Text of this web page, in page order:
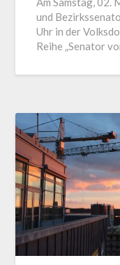
und
Uhr in der
Reihe „Senator